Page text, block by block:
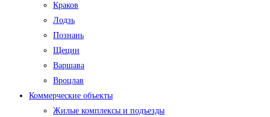
Краков
Лодзь
Познань
Щецин
Варшава
Вроцлав
Коммерческие объекты
Жилые комплексы и подъезды